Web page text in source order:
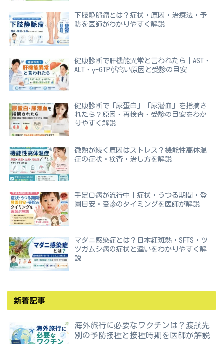
下肢静脈瘤とは？症状・原因・治療法・予
防を医師がわかりやすく解説
健康診断で肝機能異常と言われたら｜AST・
ALT・γ-GTPが高い原因と受診の目安
健康診断で「尿蛋白」「尿潜血」を指摘さ
れたら？原因・再検査・受診の目安をわか
りやすく解説
微熱が続く原因はストレス？機能性高体温
症の症状・検査・治し方を解説
手足口病が流行中｜症状・うつる期間・登
園目安・受診のタイミングを医師が解説
マダニ感染症とは？日本紅斑熱・SFTS・ツ
ツガムシ病の症状と違いをわかりやすく解
説
新着記事
海外旅行に必要なワクチンは？渡航先
別の予防接種と接種時期を医師が解説